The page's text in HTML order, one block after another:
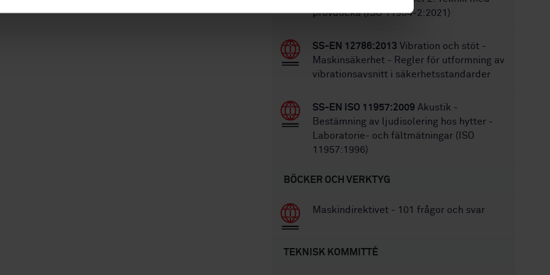
provdocka (ISO 11904-2:2021)
SS-EN 12786:2013 Vibration och stöt -
Maskinsäkerhet - Regler för utformning av
vibrationsavsnitt i säkerhetsstandarder
SS-EN ISO 11957:2009 Akustik -
Bestämning av ljudisolering hos hytter -
Laboratorie- och fältmätningar (ISO
11957:1996)
BÖCKER OCH VERKTYG
Maskindirektivet - 101 frågor och svar
TEKNISK KOMMITTÉ